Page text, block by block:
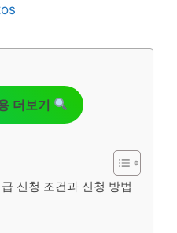
더보기
신청 조건과 신청 방법